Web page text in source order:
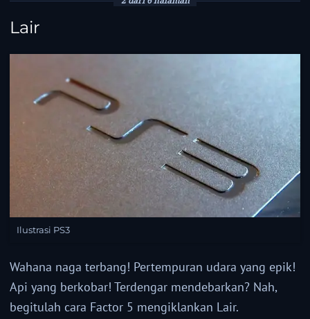
Lair
Ilustrasi PS3
Wahana naga terbang! Pertempuran udara yang epik!
Api yang berkobar! Terdengar mendebarkan? Nah,
begitulah cara Factor 5 mengiklankan Lair.